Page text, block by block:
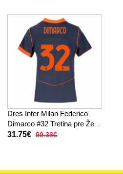
Dres Inter Milan Federico
Dimarco #32 Tretina pre Ženy
2025-26 Krátky Rukáv
31.75€ 99.38€